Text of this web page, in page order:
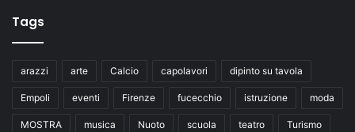
Tags
arazzi arte Calcio capolavori dipinto su tavola
Empoli eventi Firenze fucecchio istruzione moda
MOSTRA musica Nuoto scuola teatro Turismo